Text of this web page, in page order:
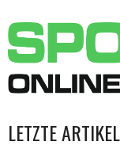
LETZTE ARTIKEL